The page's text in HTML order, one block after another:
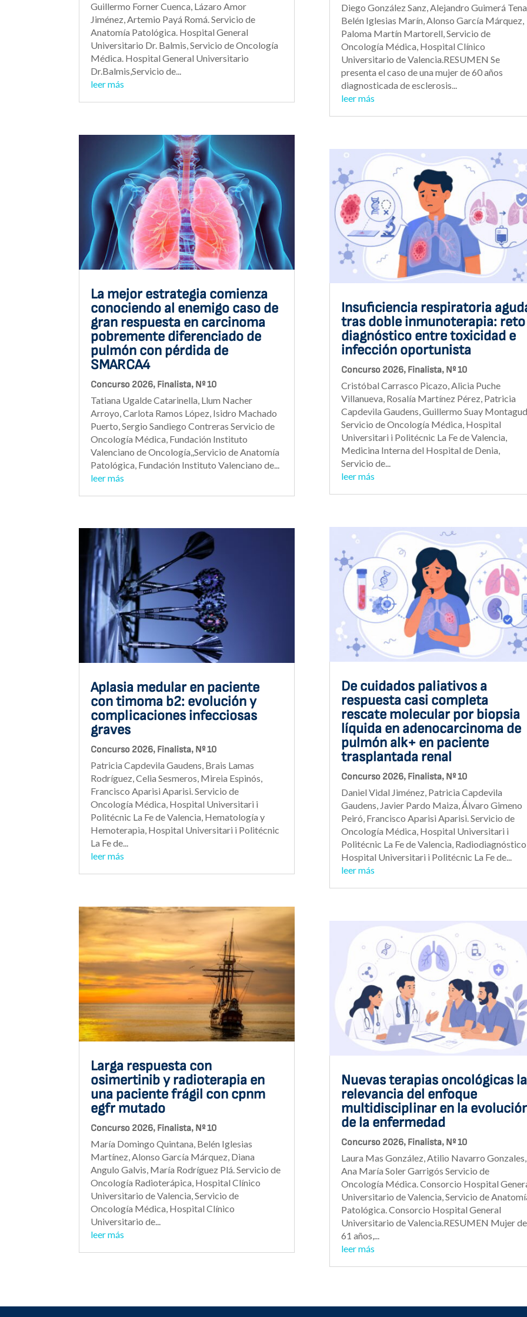
Guillermo Forner Cuenca, Lázaro Amor
Jiménez, Artemio Payá Romá. Servicio de
Anatomía Patológica. Hospital General
Universitario Dr. Balmis, Servicio de Oncología
Médica. Hospital General Universitario
Dr.Balmis,Servicio de...
leer más
La mejor estrategia comienza
conociendo al enemigo caso de
gran respuesta en carcinoma
pobremente diferenciado de
pulmón con pérdida de
SMARCA4
Concurso 2026, Finalista, Nº 10
Tatiana Ugalde Catarinella, Llum Nacher
Arroyo, Carlota Ramos López, Isidro Machado
Puerto, Sergio Sandiego Contreras Servicio de
Oncología Médica, Fundación Instituto
Valenciano de Oncología,,Servicio de Anatomía
Patológica, Fundación Instituto Valenciano de...
leer más
Aplasia medular en paciente
con timoma b2: evolución y
complicaciones infecciosas
graves
Concurso 2026, Finalista, Nº 10
Patricia Capdevila Gaudens, Brais Lamas
Rodríguez, Celia Sesmeros, Mireia Espinós,
Francisco Aparisi Aparisi. Servicio de
Oncología Médica, Hospital Universitari i
Politécnic La Fe de Valencia, Hematología y
Hemoterapia, Hospital Universitari i Politécnic
La Fe de...
leer más
Larga respuesta con
osimertinib y radioterapia en
una paciente frágil con cpnm
egfr mutado
Concurso 2026, Finalista, Nº 10
María Domingo Quintana, Belén Iglesias
Martínez, Alonso García Márquez, Diana
Angulo Galvis, María Rodríguez Plá. Servicio de
Oncología Radioterápica, Hospital Clínico
Universitario de Valencia, Servicio de
Oncología Médica, Hospital Clínico
Universitario de...
leer más
Diego González Sanz, Alejandro Guimerá
Belén Iglesias Marín, Alonso García Márquez,
Paloma Martín Martorell, Servicio de
Oncología Médica, Hospital Clínico
Universitario de Valencia.RESUMEN Se
presenta el caso de una mujer de 60 años
diagnosticada de esclerosis...
leer más
Insuficiencia respiratoria
tras doble inmunoterapia: reto
diagnóstico entre toxicidad e
infección oportunista
Concurso 2026, Finalista, Nº 10
Cristóbal Carrasco Picazo, Alicia Puche
Villanueva, Rosalía Martínez Pérez, Patricia
Capdevila Gaudens, Guillermo Suay
Servicio de Oncología Médica, Hospital
Universitari i Politécnic La Fe de Valencia,
Medicina Interna del Hospital de Denia,
Servicio de...
leer más
De cuidados paliativos a
respuesta casi completa
rescate molecular por biopsia
líquida en adenocarcinoma de
pulmón alk+ en paciente
trasplantada renal
Concurso 2026, Finalista, Nº 10
Daniel Vidal Jiménez, Patricia Capdevila
Gaudens, Javier Pardo Maiza, Álvaro Gimeno
Peiró, Francisco Aparisi Aparisi. Servicio de
Oncología Médica, Hospital Universitari i
Politécnic La Fe de Valencia,
Hospital Universitari i Politécnic La Fe de...
leer más
Nuevas terapias oncológicas la
relevancia del enfoque
multidisciplinar en la
de la enfermedad
Concurso 2026, Finalista, Nº 10
Laura Mas González, Atilio Navarro Gonzales,
Ana María Soler Garrigós Servicio de
Oncología Médica. Consorcio Hospital
Universitario de Valencia, Servicio de
Patológica. Consorcio Hospital General
Universitario de Valencia.RESUMEN Mujer de
61 años,...
leer más